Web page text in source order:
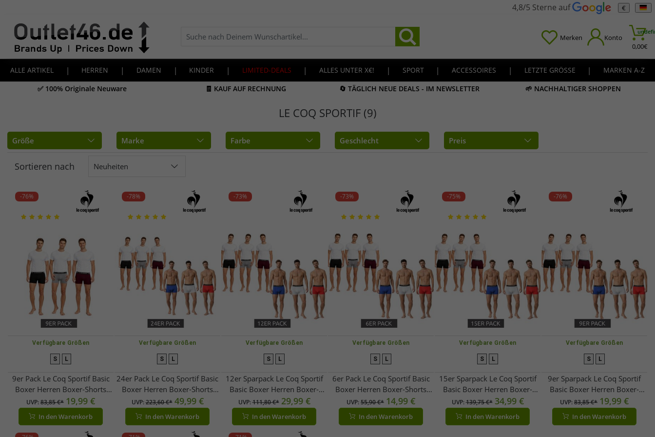
4,8/5 Sterne auf €
Merken Konto
0,00€
ALLE ARTIKEL | HERREN | DAMEN | KINDER | LIMITED-DEALS | ALLES UNTER X€! | SPORT | ACCESSOIRES | LETZTE GRÖSSE |
MARKEN A-Z
✅ 100% Originale Neuware
🧾 KAUF AUF RECHNUNG 🔄 TÄGLICH NEUE DEALS - IM NEWSLETTER 🌱 NACHHALTIGER SHOPPEN
LE COQ SPORTIF (9)
Größe Marke Farbe Geschlecht Preis
Sortieren nach Neuheiten
-76%
Verfügbare Größen
S L
9er Pack Le Coq Sportif Basic
Boxer Herren Boxer-Shorts
Baumwoll-Unterhose
Unterwäsche
Grau/Bordeaux/Schwarz
UVP:83,85 €* 19,99 €
In den Warenkorb
-78%
Verfügbare Größen
S L
24er Pack Le Coq Sportif Basic
Boxer Herren Boxer-Shorts
Baumwoll-Unterhose
Unterwäsche
Grau/Bordeaux/Schwarz oder
Rot/Hell-Grau/Blau
UVP:223,60 €* 49,99 €
In den Warenkorb
-73%
Verfügbare Größen
S L
12er Sparpack Le Coq Sportif
Basic Boxer Herren Boxer-
Shorts Baumwoll-Unterhose
Unterwäsche
Grau/Bordeaux/Schwarz oder
Rot/Hell-Grau/Blau
UVP:111,80 €* 29,99 €
In den Warenkorb
-73%
Verfügbare Größen
S L
6er Pack Le Coq Sportif Basic
Boxer Herren Boxer-Shorts
Baumwoll-Unterhose
Unterwäsche
Grau/Bordeaux/Schwarz oder
UVP:55,90 €* 14,99 €
In den Warenkorb
-75%
Verfügbare Größen
S L
15er Sparpack Le Coq Sportif
Basic Boxer Herren Boxer-
Shorts Baumwoll-Unterhose
Unterwäsche
Grau/Bordeaux/Schwarz oder
UVP:139,75 €* 34,99 €
In den Warenkorb
-76%
Verfügbare Größen
S L
9er Sparpack Le Coq Sportif
Basic Boxer Herren Boxer-
Shorts Baumwoll-Unterhose
Unterwäsche
Grau/Bordeaux/Schwarz oder
UVP:83,85 €* 19,99 €
In den Warenkorb